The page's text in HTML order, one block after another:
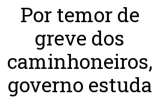
Por temor de
greve dos
caminhoneiros,
governo estuda